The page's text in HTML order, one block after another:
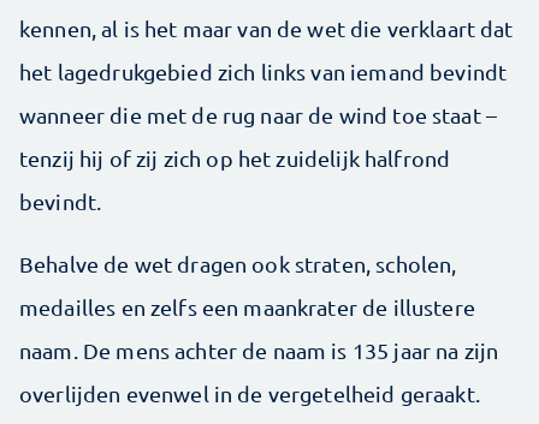
kennen, al is het maar van de wet die verklaart dat
het lagedrukgebied zich links van iemand bevindt
wanneer die met de rug naar de wind toe staat –
tenzij hij of zij zich op het zuidelijk halfrond
bevindt.
Behalve de wet dragen ook straten, scholen,
medailles en zelfs een maankrater de illustere
naam. De mens achter de naam is 135 jaar na zijn
overlijden evenwel in de vergetelheid geraakt.